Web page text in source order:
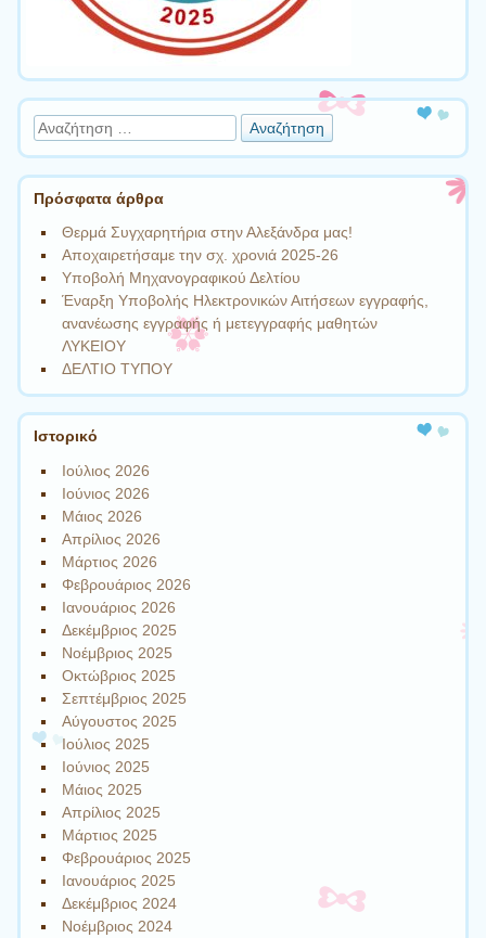
Αναζήτηση
Πρόσφατα άρθρα
Θερμά Συγχαρητήρια στην Αλεξάνδρα μας!
Αποχαιρετήσαμε την σχ. χρονιά 2025-26
Υποβολή Μηχανογραφικού Δελτίου
Έναρξη Υποβολής Ηλεκτρονικών Αιτήσεων εγγραφής,
ανανέωσης εγγραφής ή μετεγγραφής μαθητών
ΛΥΚΕΙΟΥ
ΔΕΛΤΙΟ ΤΥΠΟΥ
Ιστορικό
Ιούλιος 2026
Ιούνιος 2026
Μάιος 2026
Απρίλιος 2026
Μάρτιος 2026
Φεβρουάριος 2026
Ιανουάριος 2026
Δεκέμβριος 2025
Νοέμβριος 2025
Οκτώβριος 2025
Σεπτέμβριος 2025
Αύγουστος 2025
Ιούλιος 2025
Ιούνιος 2025
Μάιος 2025
Απρίλιος 2025
Μάρτιος 2025
Φεβρουάριος 2025
Ιανουάριος 2025
Δεκέμβριος 2024
Νοέμβριος 2024